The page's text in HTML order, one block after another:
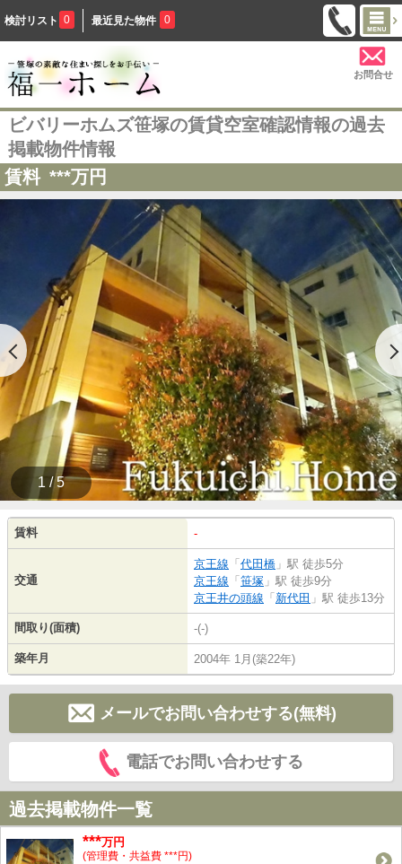
検討リスト 0 最近見た物件 0
お問合せ
ビバリーホムズ笹塚の賃貸空室確認情報の過去
掲載物件情報
賃料 ***万円
1 / 5
賃料 -
交通
京王線 「 代田橋 」駅 徒歩5分
京王線 「 笹塚 」駅 徒歩9分
京王井の頭線 「 新代田 」駅 徒歩13分
間取り(面積) -(-)
築年月 2004年 1月(築22年)
メールでお問い合わせする(無料)
電話でお問い合わせする
過去掲載物件一覧
***万円
(管理費・共益費 ***円)